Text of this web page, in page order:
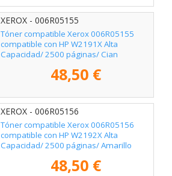
XEROX - 006R05155
Tóner compatible Xerox 006R05155
compatible con HP W2191X Alta
Capacidad/ 2500 páginas/ Cian
48,50 €
XEROX - 006R05156
Tóner compatible Xerox 006R05156
compatible con HP W2192X Alta
Capacidad/ 2500 páginas/ Amarillo
48,50 €